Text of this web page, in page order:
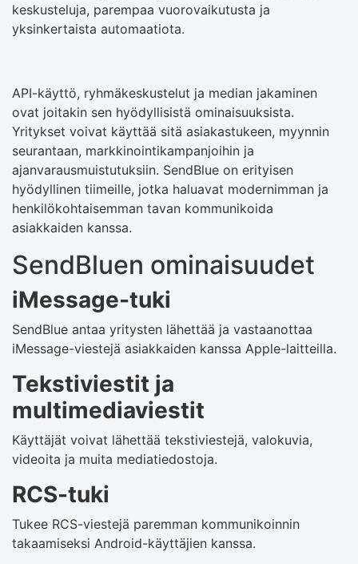
keskusteluja, parempaa vuorovaikutusta ja
yksinkertaista automaatiota.
API-käyttö, ryhmäkeskustelut ja median jakaminen
ovat joitakin sen hyödyllisistä ominaisuuksista.
Yritykset voivat käyttää sitä asiakastukeen, myynnin
seurantaan, markkinointikampanjoihin ja
ajanvarausmuistutuksiin. SendBlue on erityisen
hyödyllinen tiimeille, jotka haluavat modernimman ja
henkilökohtaisemman tavan kommunikoida
asiakkaiden kanssa.
SendBluen ominaisuudet
iMessage-tuki
SendBlue antaa yritysten lähettää ja vastaanottaa
iMessage-viestejä asiakkaiden kanssa Apple-laitteilla.
Tekstiviestit ja
multimediaviestit
Käyttäjät voivat lähettää tekstiviestejä, valokuvia,
videoita ja muita mediatiedostoja.
RCS-tuki
Tukee RCS-viestejä paremman kommunikoinnin
takaamiseksi Android-käyttäjien kanssa.